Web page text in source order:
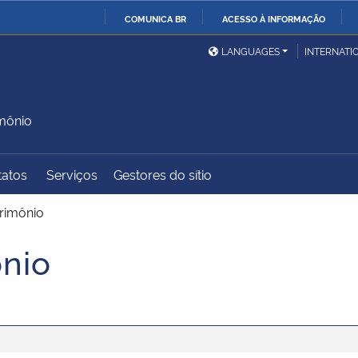
COMUNICA BR ACESSO À INFORMAÇÃO
Ministério da Defesa
Ministério das Relações
Exteriores
Ministério do
Desenvolvimento Regional
Controladoria-Geral da
Advocacia-Geral da União
LANGUAGES
Serviços Gestores do sítio